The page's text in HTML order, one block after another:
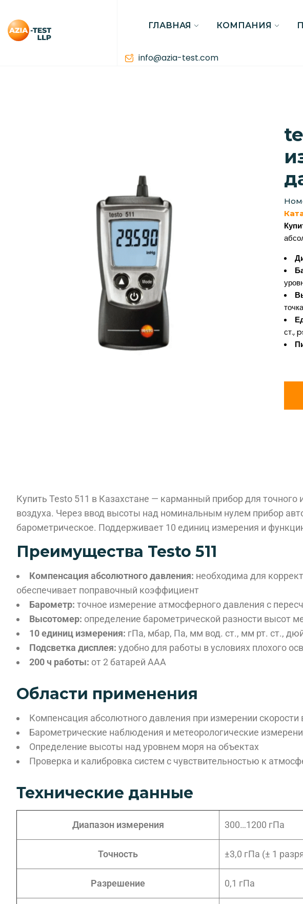
ГЛАВНАЯ КОМПАНИЯ
info@azia-test.com
ст.,
Купить Testo 511 в Казахстане — карманный прибор для
воздуха. Через ввод высоты над номинальным нулем прибор
барометрическое. Поддерживает 10 единиц измерения и
Преимущества Testo 511
Компенсация абсолютного давления: необходима для
обеспечивает поправочный коэффициент
Барометр: точное измерение атмосферного давления с
Высотомер: определение барометрической разности высот
10 единиц измерения: гПа, мбар, Па, мм вод. ст., мм рт. ст.,
Подсветка дисплея: удобно для работы в условиях плохого
200 ч работы: от 2 батарей AAA
Области применения
Компенсация абсолютного давления при измерении скорости
Барометрические наблюдения и метеорологические
Определение высоты над уровнем моря на объектах
Проверка и калибровка систем с чувствительностью к
Технические данные
Диапазон измерения 300…1200 гПа
Точность ±3,0 гПа (± 1
Разрешение 0,1 гПа